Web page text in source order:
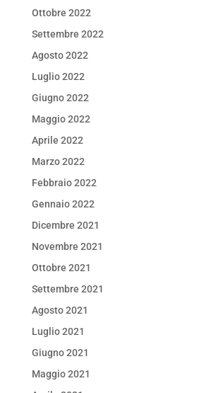
Ottobre 2022
Settembre 2022
Agosto 2022
Luglio 2022
Giugno 2022
Maggio 2022
Aprile 2022
Marzo 2022
Febbraio 2022
Gennaio 2022
Dicembre 2021
Novembre 2021
Ottobre 2021
Settembre 2021
Agosto 2021
Luglio 2021
Giugno 2021
Maggio 2021